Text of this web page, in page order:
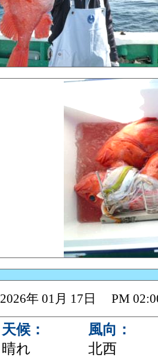
2026年 01月 17日 PM
天候：
晴れ
風向：
北西